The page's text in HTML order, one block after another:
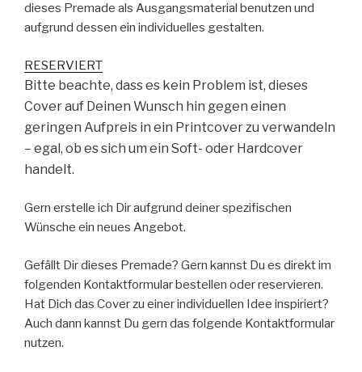
dieses Premade als Ausgangsmaterial benutzen und
aufgrund dessen ein individuelles gestalten.
RESERVIERT
Bitte beachte, dass es kein Problem ist, dieses
Cover auf Deinen Wunsch hin gegen einen
geringen Aufpreis in ein Printcover zu verwandeln
– egal, ob es sich um ein Soft- oder Hardcover
handelt.
Gern erstelle ich Dir aufgrund deiner spezifischen
Wünsche ein neues Angebot.
Gefällt Dir dieses Premade? Gern kannst Du es direkt im
folgenden Kontaktformular bestellen oder reservieren.
Hat Dich das Cover zu einer individuellen Idee inspiriert?
Auch dann kannst Du gern das folgende Kontaktformular
nutzen.